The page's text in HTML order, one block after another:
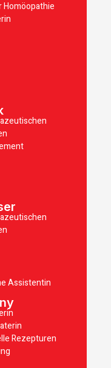
Homöopathie
Assistentin
Rezepturen